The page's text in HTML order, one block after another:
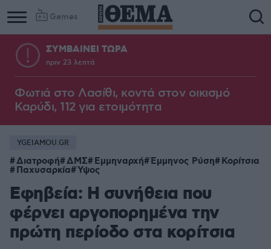
Games
ΣΥΜΒΑΙΝΕΙ ΤΩΡΑ
πριν 23 λεπτά
Φωτιά στο Λασίθι, κοντά στον οικισμό
Καρύδι, 112 για ετοιμότητα
YGEIAMOU.GR
Διατροφή ΔΜΣ Εμμηναρχή Έμμηνος Ρύση Κορίτσια
Παχυσαρκία Ύψος
Εφηβεία: Η συνήθεια που
φέρνει αργοπορημένα την
πρώτη περίοδο στα κορίτσια